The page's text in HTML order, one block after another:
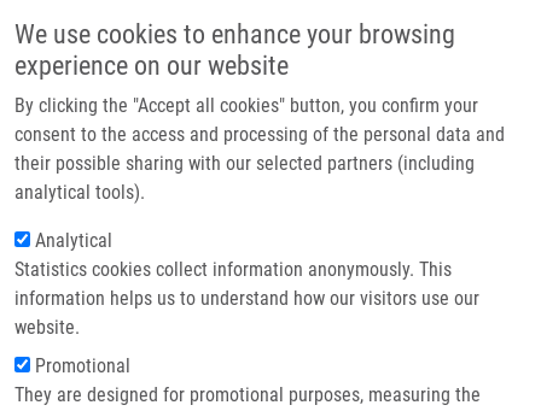
We use cookies to enhance your browsing
experience on our website
By clicking the "Accept all cookies" button, you confirm your
consent to the access and processing of the personal data and
their possible sharing with our selected partners (including
analytical tools).
Analytical
Statistics cookies collect information anonymously. This
information helps us to understand how our visitors use our
website.
Promotional
They are designed for promotional purposes, measuring the
Header image
Drobečková navigace
Domů Kvapil Marek